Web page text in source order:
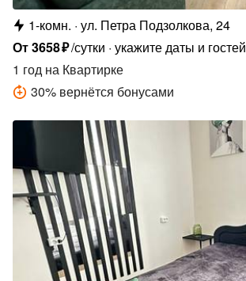
1-комн. ул. Петра Подзолкова, 24
От3658₽/сутки укажите даты и гостей
1 год на Квартирке
30% вернётся бонусами